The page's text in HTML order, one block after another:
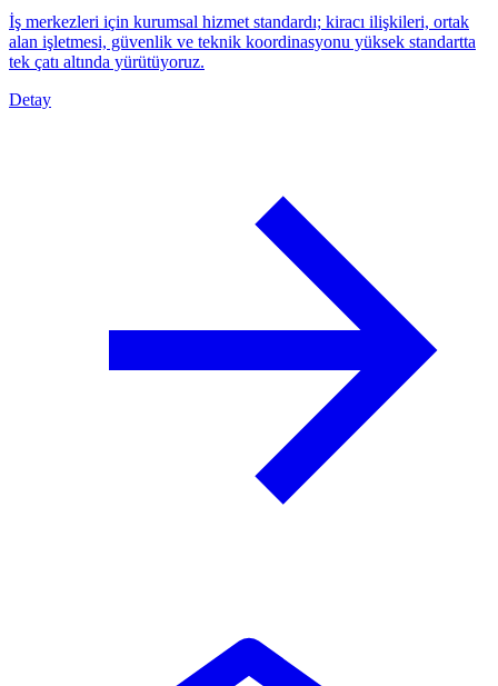
İş merkezleri için kurumsal hizmet standardı; kiracı ilişkileri, ortak
alan işletmesi, güvenlik ve teknik koordinasyonu yüksek standartta
tek çatı altında yürütüyoruz.
Detay